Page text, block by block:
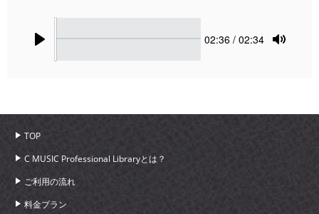
Current
02:36 / 02:34
TOP
C MUSIC Professional Libraryとは？
ご利用の流れ
料金プラン